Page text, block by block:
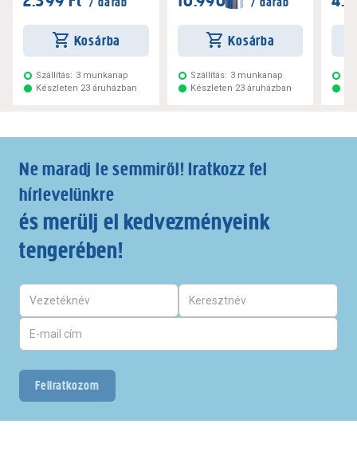
Kosárba
Szállítás: 3 munkanap
Készleten 23 áruházban
Kosárba
Szállítás: 3 munkanap
Készleten 23 áruházban
Ne maradj le semmiről! Iratkozz fel
hírlevelünkre
és merülj el kedvezményeink
tengerében!
Feliratkozom